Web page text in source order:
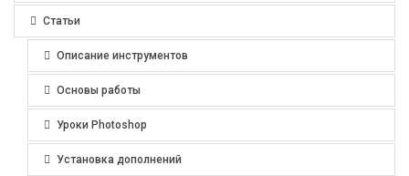
Статьи
Описание инструментов
Основы работы
Уроки Photoshop
Установка дополнений